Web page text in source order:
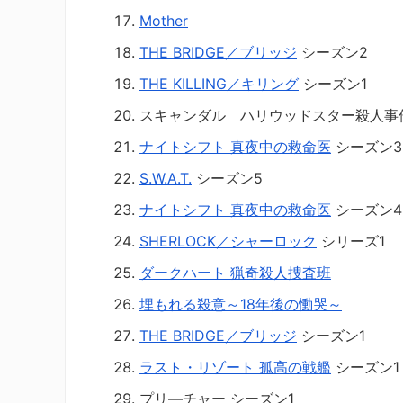
Mother
THE BRIDGE／ブリッジ シーズン2
THE KILLING／キリング シーズン1
スキャンダル ハリウッドスター殺人事
ナイトシフト 真夜中の救命医 シーズン3
S.W.A.T. シーズン5
ナイトシフト 真夜中の救命医 シーズン4
SHERLOCK／シャーロック シリーズ1
ダークハート 猟奇殺人捜査班
埋もれる殺意～18年後の慟哭～
THE BRIDGE／ブリッジ シーズン1
ラスト・リゾート 孤高の戦艦 シーズン1
プリ―チャー シーズン1